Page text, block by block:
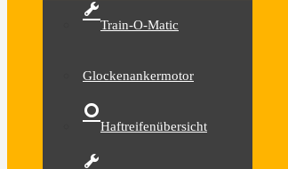
Train-O-Matic
Glockenankermotor
Haftreifenübersicht